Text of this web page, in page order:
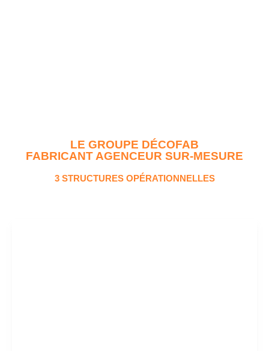
LE GROUPE DÉCOFAB
FABRICANT AGENCEUR SUR-MESURE
3 STRUCTURES OPÉRATIONNELLES